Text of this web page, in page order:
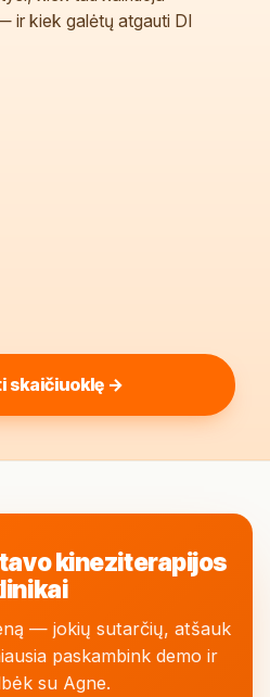
ir kiek galėtų atgauti DI
skaičiuoklę →
kineziterapijos
— jokių sutarčių, atšauk
paskambink demo ir
su Agne.